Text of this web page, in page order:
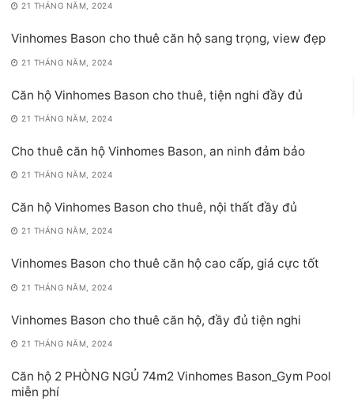
21 THÁNG NĂM, 2024
Vinhomes Bason cho thuê căn hộ sang trọng, view đẹp
21 THÁNG NĂM, 2024
Căn hộ Vinhomes Bason cho thuê, tiện nghi đầy đủ
21 THÁNG NĂM, 2024
Cho thuê căn hộ Vinhomes Bason, an ninh đảm bảo
21 THÁNG NĂM, 2024
Căn hộ Vinhomes Bason cho thuê, nội thất đầy đủ
21 THÁNG NĂM, 2024
Vinhomes Bason cho thuê căn hộ cao cấp, giá cực tốt
21 THÁNG NĂM, 2024
Vinhomes Bason cho thuê căn hộ, đầy đủ tiện nghi
21 THÁNG NĂM, 2024
Căn hộ 2 PHÒNG NGỦ 74m2 Vinhomes Bason_Gym Pool
miễn phí